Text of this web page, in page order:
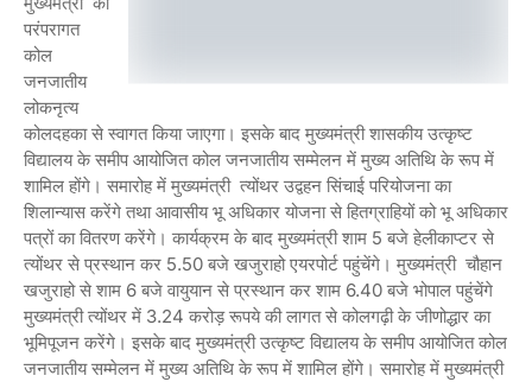
परंपरागत
कोल
जनजातीय
लोकनृत्य
कोलदहका से स्वागत किया जाएगा। इसके बाद मुख्यमंत्री शासकीय उत्कृष्ट
विद्यालय के समीप आयोजित कोल जनजातीय सम्मेलन में मुख्य अतिथि के रूप में
शामिल होंगे। समारोह में मुख्यमंत्री त्योंथर उद्वहन सिंचाई परियोजना का
शिलान्यास करेंगे तथा आवासीय भू अधिकार योजना से हितग्राहियों को भू अधिकार
पत्रों का वितरण करेंगे। कार्यक्रम के बाद मुख्यमंत्री शाम 5 बजे हेलीकाप्टर से
त्योंथर से प्रस्थान कर 5.50 बजे खजुराहो एयरपोर्ट पहुंचेंगे। मुख्यमंत्री चौहान
खजुराहो से शाम 6 बजे वायुयान से प्रस्थान कर शाम 6.40 बजे भोपाल पहुंचेंगे
मुख्यमंत्री त्योंथर में 3.24 करोड़ रूपये की लागत से कोलगढ़ी के जीणोद्धार का
भूमिपूजन करेंगे। इसके बाद मुख्यमंत्री उत्कृष्ट विद्यालय के समीप आयोजित कोल
जनजातीय सम्मेलन में मुख्य अतिथि के रूप में शामिल होंगे। समारोह में मुख्यमंत्री